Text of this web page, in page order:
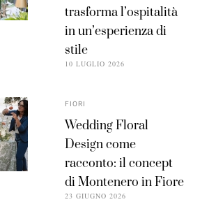
trasforma l’ospitalità
in un’esperienza di
stile
10 LUGLIO 2026
FIORI
Wedding Floral
Design come
racconto: il concept
di Montenero in Fiore
23 GIUGNO 2026